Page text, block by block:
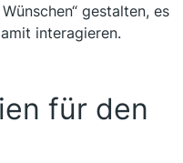
gestalten, es
interagieren.
für den